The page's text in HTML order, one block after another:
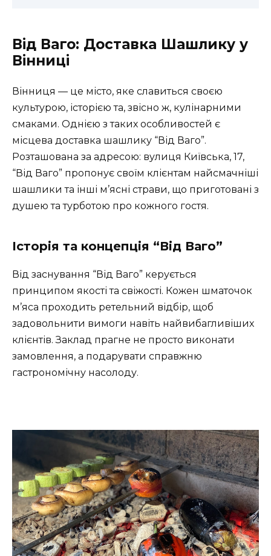
Від Ваго: Доставка Шашлику у
Вінниці
Вінниця — це місто, яке славиться своєю
культурою, історією та, звісно ж, кулінарними
смаками. Однією з таких особливостей є
місцева доставка шашлику “Від Ваго”.
Розташована за адресою: вулиця Київська, 17,
“Від Ваго” пропонує своїм клієнтам найсмачніші
шашлики та інші м’ясні страви, що приготовані з
душею та турботою про кожного гостя.
Історія та концепція “Від Ваго”
Від заснування “Від Ваго” керується
принципом якості та свіжості. Кожен шматочок
м’яса проходить ретельний відбір, щоб
задовольнити вимоги навіть найвибагливіших
клієнтів. Заклад прагне не просто виконати
замовлення, а подарувати справжню
гастрономічну насолоду.